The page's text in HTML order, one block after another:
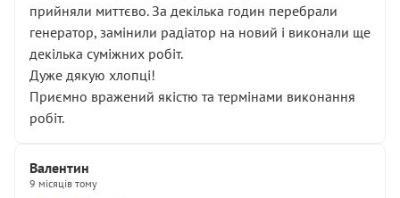
прийняли миттєво. За декілька годин перебрали
генератор, замінили радіатор на новий і виконали ще
декілька суміжних робіт.
Дуже дякую хлопці!
Приємно вражений якістю та термінами виконання
робіт.
Валентин
9 місяців тому